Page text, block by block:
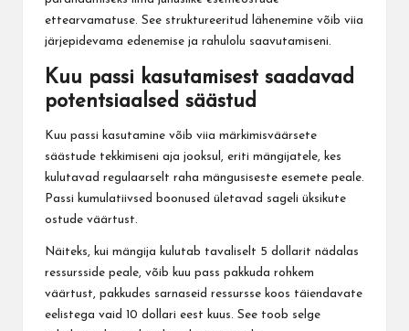
ettearvamatuse. See struktureeritud lähenemine võib viia
järjepidevama edenemise ja rahulolu saavutamiseni.
Kuu passi kasutamisest saadavad
potentsiaalsed säästud
Kuu passi kasutamine võib viia märkimisväärsete
säästude tekkimiseni aja jooksul, eriti mängijatele, kes
kulutavad regulaarselt raha mängusiseste esemete peale.
Passi kumulatiivsed boonused ületavad sageli üksikute
ostude väärtust.
Näiteks, kui mängija kulutab tavaliselt 5 dollarit nädalas
ressursside peale, võib kuu pass pakkuda rohkem
väärtust, pakkudes sarnaseid ressursse koos täiendavate
eelistega vaid 10 dollari eest kuus. See toob selge